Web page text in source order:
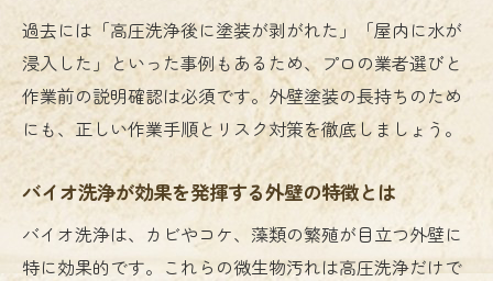
過去には「高圧洗浄後に塗装が剥がれた」「屋内に水が
浸入した」といった事例もあるため、プロの業者選びと
作業前の説明確認は必須です。外壁塗装の長持ちのため
にも、正しい作業手順とリスク対策を徹底しましょう。
バイオ洗浄が効果を発揮する外壁の特徴とは
バイオ洗浄は、カビやコケ、藻類の繁殖が目立つ外壁に
特に効果的です。これらの微生物汚れは高圧洗浄だけで